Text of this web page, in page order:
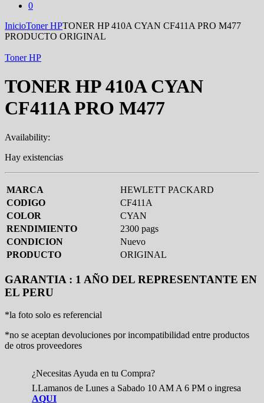
0
InicioToner HPTONER HP 410A CYAN CF411A PRO M477
PRODUCTO ORIGINAL
Toner HP
TONER HP 410A CYAN
CF411A PRO M477
Availability:
Hay existencias
MARCA
HEWLETT PACKARD
CODIGO
CF411A
COLOR
CYAN
RENDIMIENTO
2300 pags
CONDICION
Nuevo
PRODUCTO
ORIGINAL
GARANTIA : 1 AÑO DEL REPRESENTANTE EN
EL PERU
*la foto solo es referencial
*no se aceptan devoluciones por incompatibilidad entre productos
de otros proveedores
¿Necesitas Ayuda en tu Compra?
LLamanos de Lunes a Sabado 10 AM A 6 PM o ingresa
AQUI